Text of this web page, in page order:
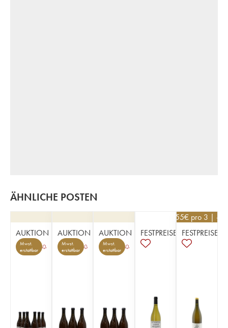
ÄHNLICHE POSTEN
AUKTION
Mwst.
erstattbar
AUKTION
Mwst.
erstattbar
AUKTION
Mwst.
erstattbar
FESTPREISE
27,55€ pro 3 | -
FESTPREISE